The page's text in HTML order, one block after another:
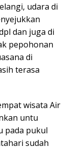
udara di
dan juga di
pepohonan
di
terasa
wisata Air
untu
pada pukul
sudah